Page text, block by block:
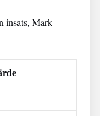
insats, Mark